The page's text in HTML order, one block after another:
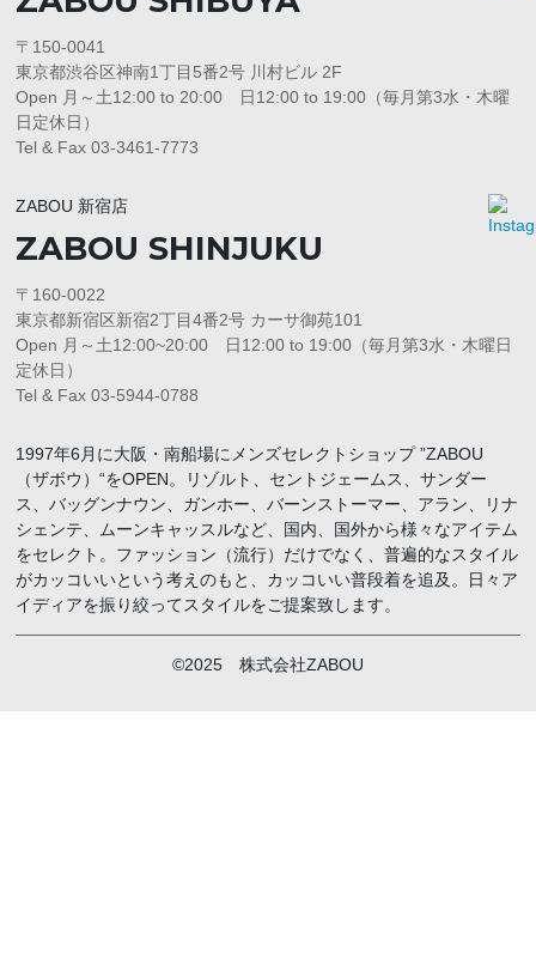
〒150-0041
東京都渋谷区神南1丁目5番2号 川村ビル 2F
Open 月～土12:00 to 20:00 日12:00 to 19:00（毎月第3水・木曜
日定休日）
Tel & Fax 03-3461-7773
ZABOU 新宿店
ZABOU SHINJUKU
〒160-0022
東京都新宿区新宿2丁目4番2号 カーサ御苑101
Open 月～土12:00~20:00 日12:00 to 19:00（毎月第3水・木曜日
定休日）
Tel & Fax 03-5944-0788
1997年6月に大阪・南船場にメンズセレクトショップ ”ZABOU
（ザボウ）“をOPEN。リゾルト、セントジェームス、サンダー
ス、バッグンナウン、ガンホー、バーンストーマー、アラン、リナ
シェンテ、ムーンキャッスルなど、国内、国外から様々なアイテム
をセレクト。ファッション（流行）だけでなく、普遍的なスタイル
がカッコいいという考えのもと、カッコいい普段着を追及。日々ア
イディアを振り絞ってスタイルをご提案致します。
©2025 株式会社ZABOU